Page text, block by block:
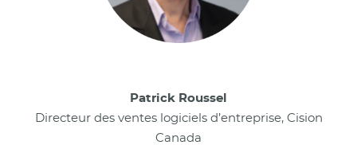
Patrick Roussel
Directeur des ventes logiciels d’entreprise, Cision
Canada